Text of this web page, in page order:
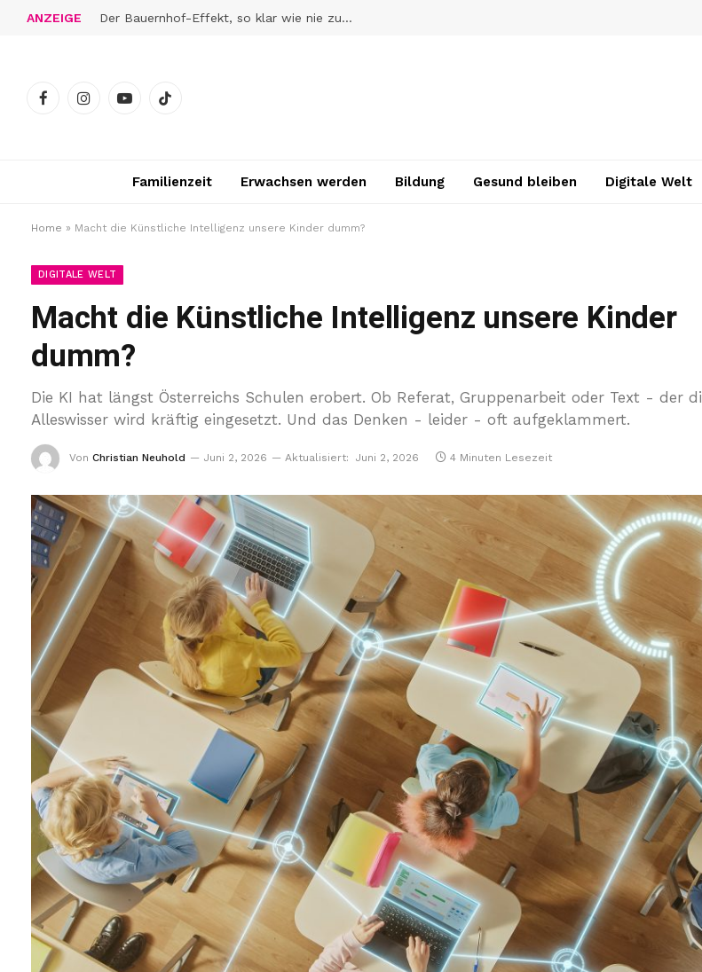
ANZEIGE Der Bauernhof-Effekt, so klar wie nie zuvor
FacebookInstagramYouTubeTikTok
Familienzeit Erwachsen werden Bildung Gesund bleiben Digitale Welt
Home » Macht die Künstliche Intelligenz unsere Kinder dumm?
DIGITALE WELT
Macht die Künstliche Intelligenz unsere Kinder
dumm?
Die KI hat längst Österreichs Schulen erobert. Ob Referat, Gruppenarbeit oder Text - der
Alleswisser wird kräftig eingesetzt. Und das Denken - leider - oft aufgeklammert.
Von Christian Neuhold Juni 2, 2026 Aktualisiert: Juni 2, 2026 4 Minuten Lesezeit